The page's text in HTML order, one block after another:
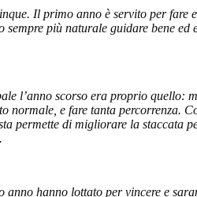
Il primo anno è servito per fare
più naturale guidare bene ed
l’anno scorso era proprio quello:
normale, e fare tanta percorrenza.
permette di migliorare la staccata
anno hanno lottato per vincere e